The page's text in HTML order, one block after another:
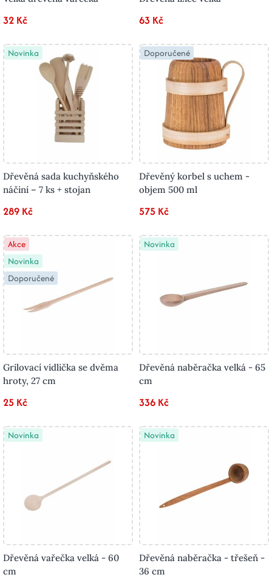
32 Kč 63 Kč
Novinka
Dřevěná sada kuchyňského
náčiní – 7 ks + stojan
289 Kč
Doporučené
Dřevěný korbel s uchem -
objem 500 ml
575 Kč
Akce
Novinka
Doporučené
Grilovací vidlička se dvěma
hroty, 27 cm
25 Kč
Novinka
Dřevěná naběračka velká - 65
cm
336 Kč
Novinka
Dřevěná vařečka velká - 60
cm
Novinka
Dřevěná naběračka - třešeň -
36 cm